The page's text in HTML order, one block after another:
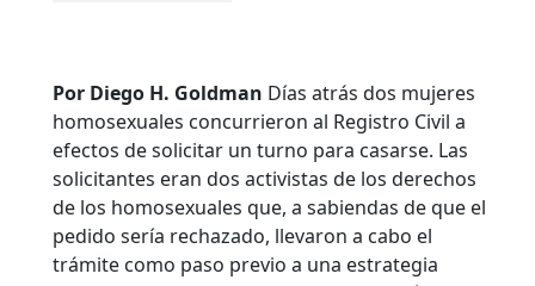
Por Diego H. Goldman Días atrás dos mujeres
homosexuales concurrieron al Registro Civil a
efectos de solicitar un turno para casarse. Las
solicitantes eran dos activistas de los derechos
de los homosexuales que, a sabiendas de que el
pedido sería rechazado, llevaron a cabo el
trámite como paso previo a una estrategia